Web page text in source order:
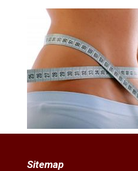
Sitemap